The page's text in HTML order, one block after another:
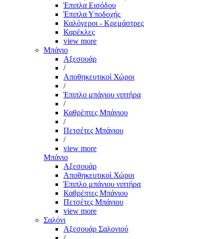
Έπιπλα Εισόδου
Έπιπλα Υποδοχής
Καλόγεροι - Κρεμάστρες
Καρέκλες
view more
Μπάνιο
Αξεσουάρ
/
Αποθηκευτικοί Χώροι
/
Έπιπλο μπάνιου νιπτήρα
/
Καθρέπτες Μπάνιου
/
Πετσέτες Μπάνιου
/
view more
Μπάνιο
Αξεσουάρ
Αποθηκευτικοί Χώροι
Έπιπλο μπάνιου νιπτήρα
Καθρέπτες Μπάνιου
Πετσέτες Μπάνιου
view more
Σαλόνι
Αξεσουάρ Σαλονιού